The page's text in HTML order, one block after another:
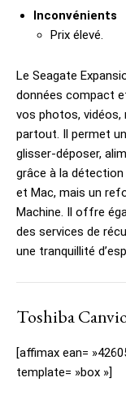
Inconvénients
Prix élevé.
Le Seagate
données compact
vos photos, vidéos,
partout. Il permet
glisser-déposer,
grâce à la
et Mac, mais un
Machine. Il offre
des services de
une tranquillité
Toshiba
[affimax ean=
template= »box »]